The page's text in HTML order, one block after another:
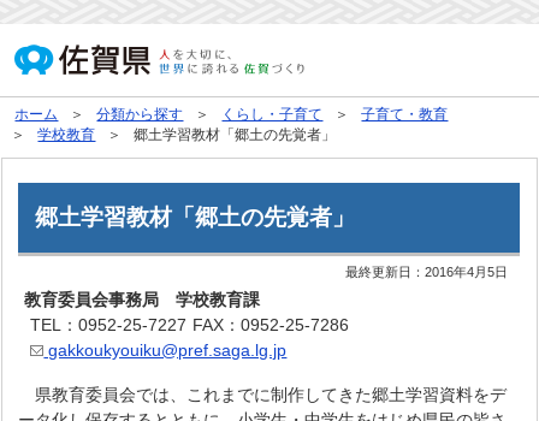
ホーム 分類から探す くらし・子育て
子育て・教育
学校教育
郷土学習教材「郷土の先覚者」
郷土学習教材「郷土の先覚者」
最終更新日：2016年4月5日
教育委員会事務局 学校教育課
TEL：0952-25-7227 FAX：0952-25-7286
gakkoukyouiku@pref.saga.lg.jp
県教育委員会では、これまでに制作してきた郷土学習資料をデ